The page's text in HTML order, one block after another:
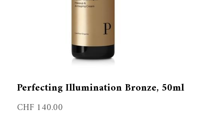
Perfecting Illumination Bronze, 50ml
CHF 140.00